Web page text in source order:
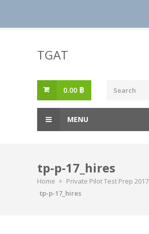
TGAT
0.00 ฿
MENU
tp-p-17_hires
Home
Private Pilot Test Prep 2017
tp-p-17_hires